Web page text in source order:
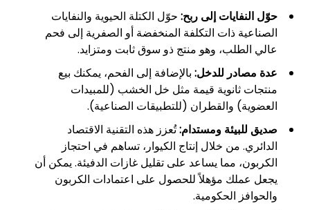
حوّل النفايات إلى ربح: حوّل الكتلة الحيوية والنفايات
الصناعية ذات التكلفة المنخفضة أو الصفرية إلى فحم
عالي الطلب، وهو منتج ذو سوق ثابت ومتزايد.
عدة مصادر للدخل: بالإضافة إلى الفحم، يمكنك بيع
منتجات ثانوية قيمة مثل خل الخشب (للمبيدات
العضوية) والقطران (للتطبيقات الصناعية).
صديق للبيئة ومستدام:تُعزز هذه التقنية الاقتصاد
الدائري. من خلال إنتاج الكيوار، تساهم في احتجاز
الكربون، مما يساعد على تقليل غازات الدفيئة. يمكن أن
يجعل عملك مؤهلاً للحصول على اعتمادات الكربون
والحوافز الحكومية.